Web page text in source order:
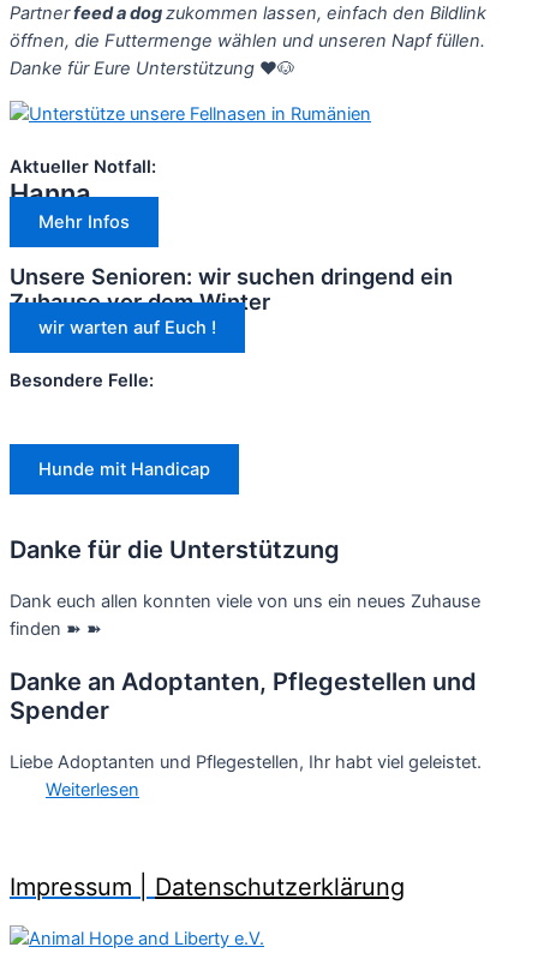
Partnerfeed a dogzukommen lassen, einfach den Bildlink
öffnen, die Futtermenge wählen und unseren Napf füllen.
Danke für Eure Unterstützung ❤️🐶
Aktueller Notfall:
Hanna
Mehr Infos
Unsere Senioren: wir suchen dringend ein
Zuhause vor dem Winter
wir warten auf Euch !
Besondere Felle:
Hunde mit Handicap
Danke für die Unterstützung
Dank euch allen konnten viele von uns ein neues Zuhause
finden ➽ ➽
Danke an Adoptanten, Pflegestellen und
Spender
Liebe Adoptanten und Pflegestellen, Ihr habt viel geleistet.
Weiterlesen
Impressum | Datenschutzerklärung